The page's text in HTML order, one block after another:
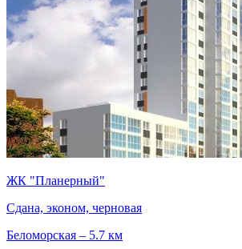
ЖК "Планерный"
Сдана, эконом, черновая
Беломорская – 5.7 км